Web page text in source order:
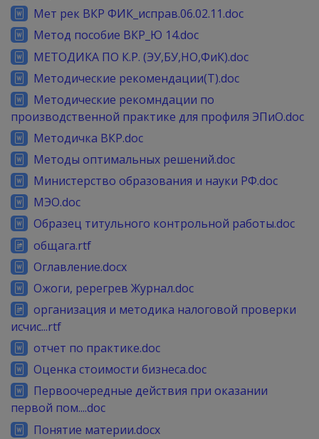
Мет рек ВКР ФИК_исправ.06.02.11.doc
Метод пособие ВКР_Ю 14.doc
МЕТОДИКА ПО К.Р. (ЭУ,БУ,НО,ФиК).doc
Методические рекомендации(Т).doc
Методические рекомндации по
производственной практике для профиля ЭПиО.doc
Методичка ВКР.doc
Методы оптимальных решений.doc
Министерство образования и науки РФ.doc
МЭО.doc
Образец титульного контрольной работы.doc
общага.rtf
Оглавление.docx
Ожоги, ререгрев Журнал.doc
организация и методика налоговой проверки
исчис...rtf
отчет по практике.doc
Оценка стоимости бизнеса.doc
Первоочередные действия при оказании
первой пом....doc
Понятие материи.docx